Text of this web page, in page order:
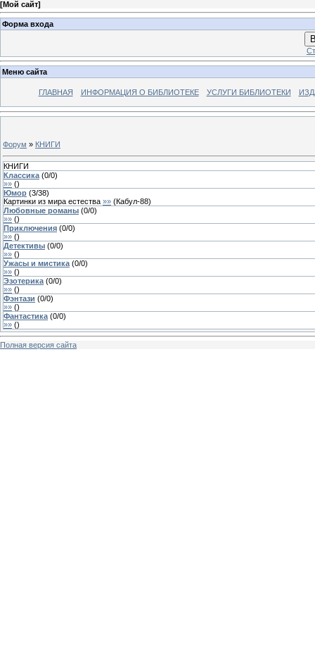
[Мой сайт]
Форма входа
Меню сайта
ГЛАВНАЯ ИНФОРМАЦИЯ О БИБЛИОТЕКЕ УСЛУГИ БИБЛИОТЕКИ
Форум » КНИГИ
КНИГИ
Классика (0/0)
»» ()
Юмор (3/38)
Картинки из мира естества »» (Кабул-88)
Любовные романы (0/0)
»» ()
Приключения (0/0)
»» ()
Детективы (0/0)
»» ()
Ужасы и мистика (0/0)
»» ()
Эзотерика (0/0)
»» ()
Фэнтази (0/0)
»» ()
Фантастика (0/0)
»» ()
Полная версия сайта